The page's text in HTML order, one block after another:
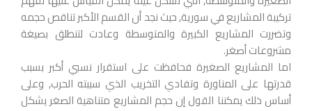
تركيبة المشاريع في سورية, حيث نجد أن القسم الأكبر تناقص حجمه
وتضررت المشاريع الكبيرة والمتوسطة وعادت لتنطلق بصيغة
مشروعات أصغر.
اما المشاريع الصغيرة فحافظت على استقرار نسبي أكبر بسبب
قدرتها على المناورة وتفادي التخريب الذي سببته الحرب, وعلى
أساس ذلك يمكننا القول إن حجم المشاريع متناهية الصغر يشكل